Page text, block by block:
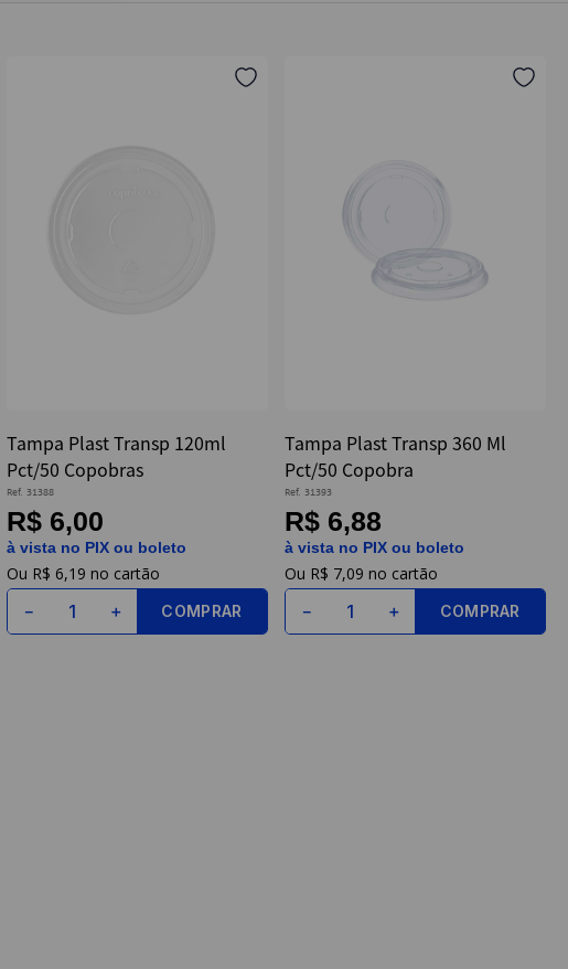
Tampa Plast Transp 120ml
Pct/50 Copobras
Ref. 31388
R$ 6,00
à vista no PIX ou boleto
R$ 6,19
＋
－ COMPRAR
Tampa Plast Transp 360 Ml
Pct/50 Copobra
Ref. 31393
R$ 6,88
à vista no PIX ou boleto
R$ 7,09
＋
－ COMPRAR